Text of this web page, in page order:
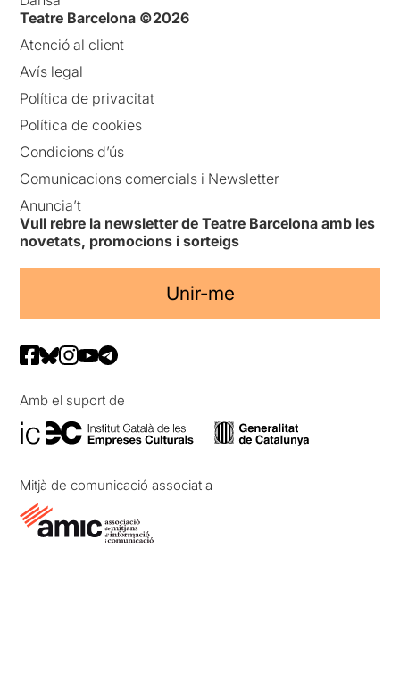
Teatre Barcelona ©2026
Atenció al client
Avís legal
Política de privacitat
Política de cookies
Condicions d’ús
Comunicacions comercials i Newsletter
Anuncia’t
Vull rebre la newsletter de Teatre Barcelona amb les
novetats, promocions i sorteigs
Unir-me
Amb el suport de
Mitjà de comunicació associat a